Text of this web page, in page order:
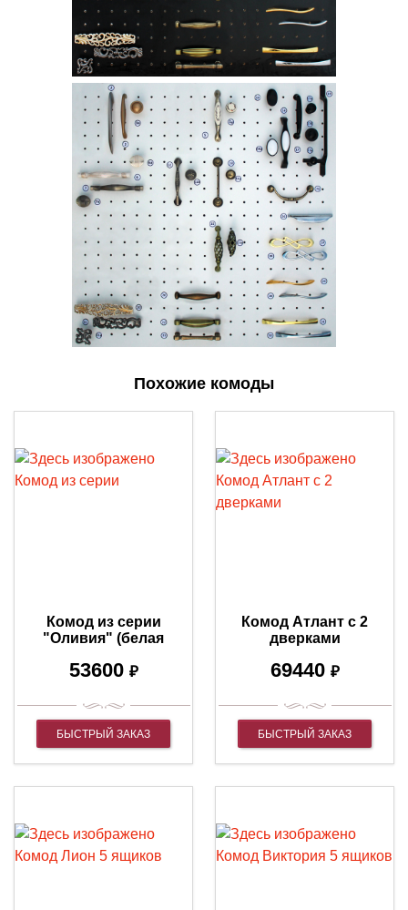
Похожие комоды
Комод из серии
"Оливия" (белая
патиной)
53600 ₽
БЫСТРЫЙ ЗАКАЗ
Комод Атлант с 2
дверками
69440 ₽
БЫСТРЫЙ ЗАКАЗ